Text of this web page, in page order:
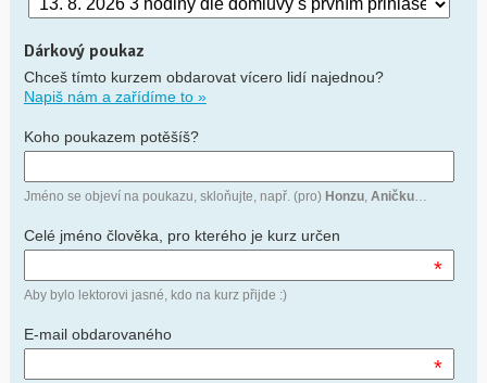
Dárkový poukaz
Chceš tímto kurzem obdarovat vícero lidí najednou?
Napiš nám a zařídíme to »
Koho poukazem potěšíš?
Jméno se objeví na poukazu, skloňujte, např. (pro) Honzu, Aničku…
Celé jméno člověka, pro kterého je kurz určen
*
Aby bylo lektorovi jasné, kdo na kurz přijde :)
E-mail obdarovaného
*